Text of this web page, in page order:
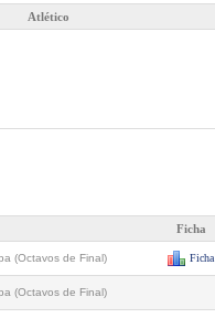
Atlético
Ficha
(Octavos de Final) Ficha
(Octavos de Final)